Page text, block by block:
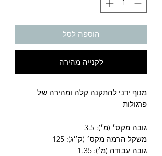
הוספה לסל
לקנייה מהירה
מנוף ידני להתקנה קלה ומהירה של
פרגולות
גובה מקס׳ (מ׳): 3.5
משקל הרמה מקס׳ (ק״ג): 125
גובה עבודה (מ׳): 1.35